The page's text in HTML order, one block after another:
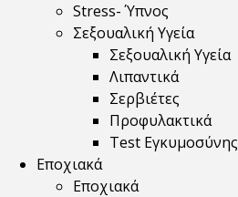
Stress- Ύπνος
Σεξουαλική Υγεία
Σεξουαλική Υγεία
Λιπαντικά
Σερβιέτες
Προφυλακτικά
Test Εγκυμοσύνης
Εποχιακά
Εποχιακά